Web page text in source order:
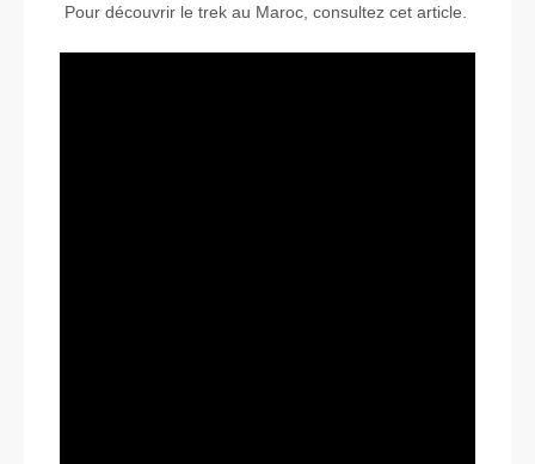
Pour découvrir le trek au Maroc, consultez cet article.